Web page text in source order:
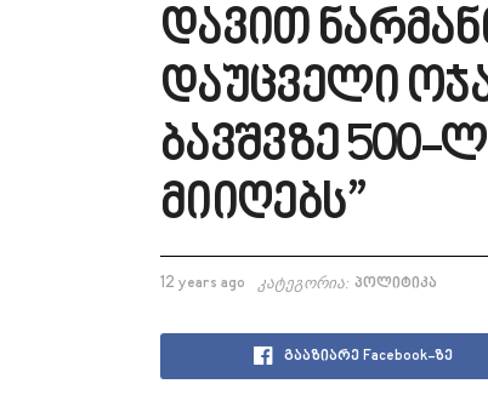
დავით
დაუცველი
ბავშვზე 500-
მიიღებს”
12 years ago კატეგორია: პოლიტიკა
გააზიარე Facebook-ზე